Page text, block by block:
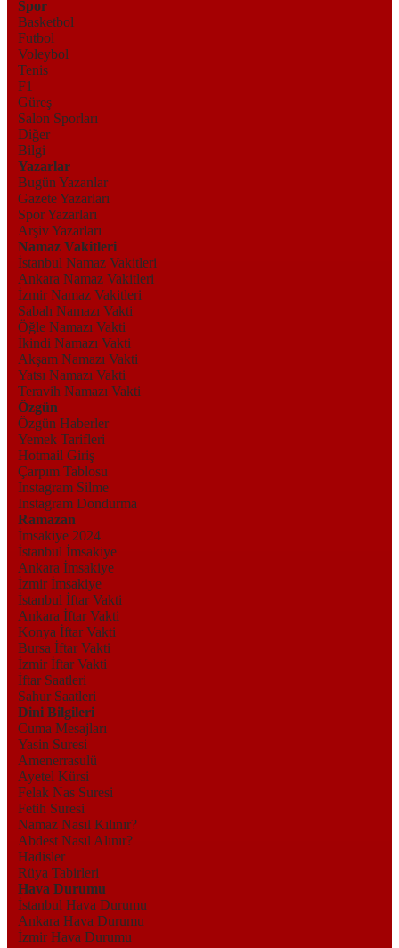
Spor
Basketbol
Futbol
Voleybol
Tenis
F1
Güreş
Salon Sporları
Diğer
Bilgi
Yazarlar
Bugün Yazanlar
Gazete Yazarları
Spor Yazarları
Arşiv Yazarları
Namaz Vakitleri
İstanbul Namaz Vakitleri
Ankara Namaz Vakitleri
İzmir Namaz Vakitleri
Sabah Namazı Vakti
Öğle Namazı Vakti
İkindi Namazı Vakti
Akşam Namazı Vakti
Yatsı Namazı Vakti
Teravih Namazı Vakti
Özgün
Özgün Haberler
Yemek Tarifleri
Hotmail Giriş
Çarpım Tablosu
Instagram Silme
Instagram Dondurma
Ramazan
İmsakiye 2024
İstanbul İmsakiye
Ankara İmsakiye
İzmir İmsakiye
İstanbul İftar Vakti
Ankara İftar Vakti
Konya İftar Vakti
Bursa İftar Vakti
İzmir İftar Vakti
İftar Saatleri
Sahur Saatleri
Dini Bilgileri
Cuma Mesajları
Yasin Suresi
Amenerrasulü
Ayetel Kürsi
Felak Nas Suresi
Fetih Suresi
Namaz Nasıl Kılınır?
Abdest Nasıl Alınır?
Hadisler
Rüya Tabirleri
Hava Durumu
İstanbul Hava Durumu
Ankara Hava Durumu
İzmir Hava Durumu